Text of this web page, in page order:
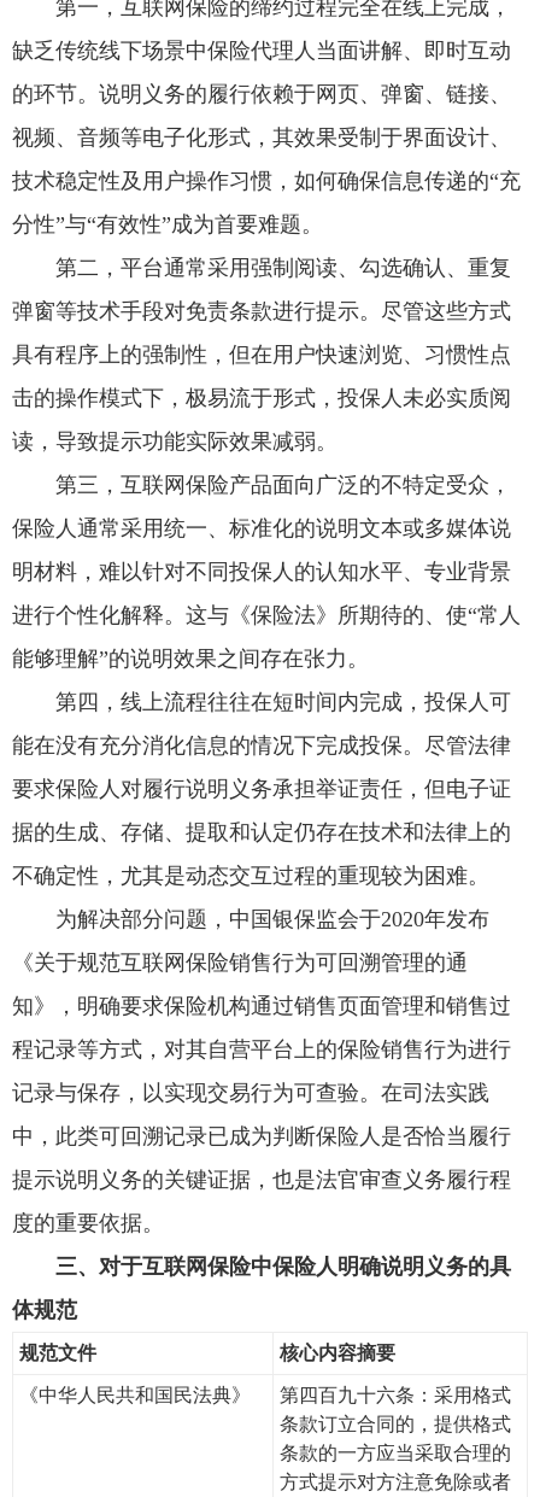
第一，互联网保险的缔约过程完全在线上完成，
缺乏传统线下场景中保险代理人当面讲解、即时互动
的环节。说明义务的履行依赖于网页、弹窗、链接、
视频、音频等电子化形式，其效果受制于界面设计、
技术稳定性及用户操作习惯，如何确保信息传递的“充
分性”与“有效性”成为首要难题。
第二，平台通常采用强制阅读、勾选确认、重复
弹窗等技术手段对免责条款进行提示。尽管这些方式
具有程序上的强制性，但在用户快速浏览、习惯性点
击的操作模式下，极易流于形式，投保人未必实质阅
读，导致提示功能实际效果减弱。
第三，互联网保险产品面向广泛的不特定受众，
保险人通常采用统一、标准化的说明文本或多媒体说
明材料，难以针对不同投保人的认知水平、专业背景
进行个性化解释。这与《保险法》所期待的、使“常人
能够理解”的说明效果之间存在张力。
第四，线上流程往往在短时间内完成，投保人可
能在没有充分消化信息的情况下完成投保。尽管法律
要求保险人对履行说明义务承担举证责任，但电子证
据的生成、存储、提取和认定仍存在技术和法律上的
不确定性，尤其是动态交互过程的重现较为困难。
为解决部分问题，中国银保监会于2020年发布
《关于规范互联网保险销售行为可回溯管理的通
知》，明确要求保险机构通过销售页面管理和销售过
程记录等方式，对其自营平台上的保险销售行为进行
记录与保存，以实现交易行为可查验。在司法实践
中，此类可回溯记录已成为判断保险人是否恰当履行
提示说明义务的关键证据，也是法官审查义务履行程
度的重要依据。
三、对于互联网保险中保险人明确说明义务的具
体规范
规范文件 核心内容摘要
《中华人民共和国民法典》
第四百九十六条：采用格式
条款订立合同的，提供格式
条款的一方应当采取合理的
方式提示对方注意免除或者